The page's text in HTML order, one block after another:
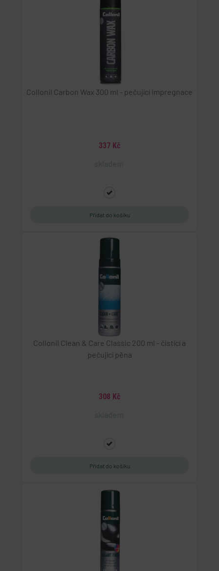
Collonil Carbon Wax 300 ml - pečující impregnace
337 Kč
Collonil Clean & Care Classic 200 ml - čistící a
pečující pěna
308 Kč